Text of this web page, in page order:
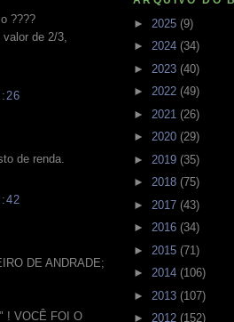
????
de 2/3,
de renda.
DE ANDRADE;
! VOCÊ FOI O
► 2025 (9)
► 2024 (34)
► 2023 (40)
► 2022 (49)
► 2021 (26)
► 2020 (29)
► 2019 (35)
► 2018 (75)
► 2017 (43)
► 2016 (34)
► 2015 (71)
► 2014 (106)
► 2013 (107)
► 2012 (152)